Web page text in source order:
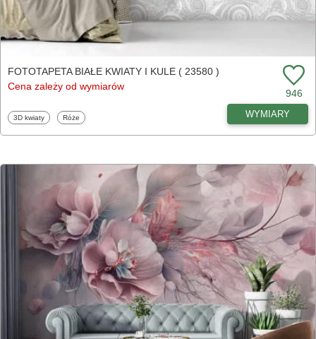
FOTOTAPETA BIAŁE KWIATY I KULE ( 23580 )
Cena zależy od wymiarów
946
Fototapety
3D kwiaty Fototapety
Róże WYMIARY